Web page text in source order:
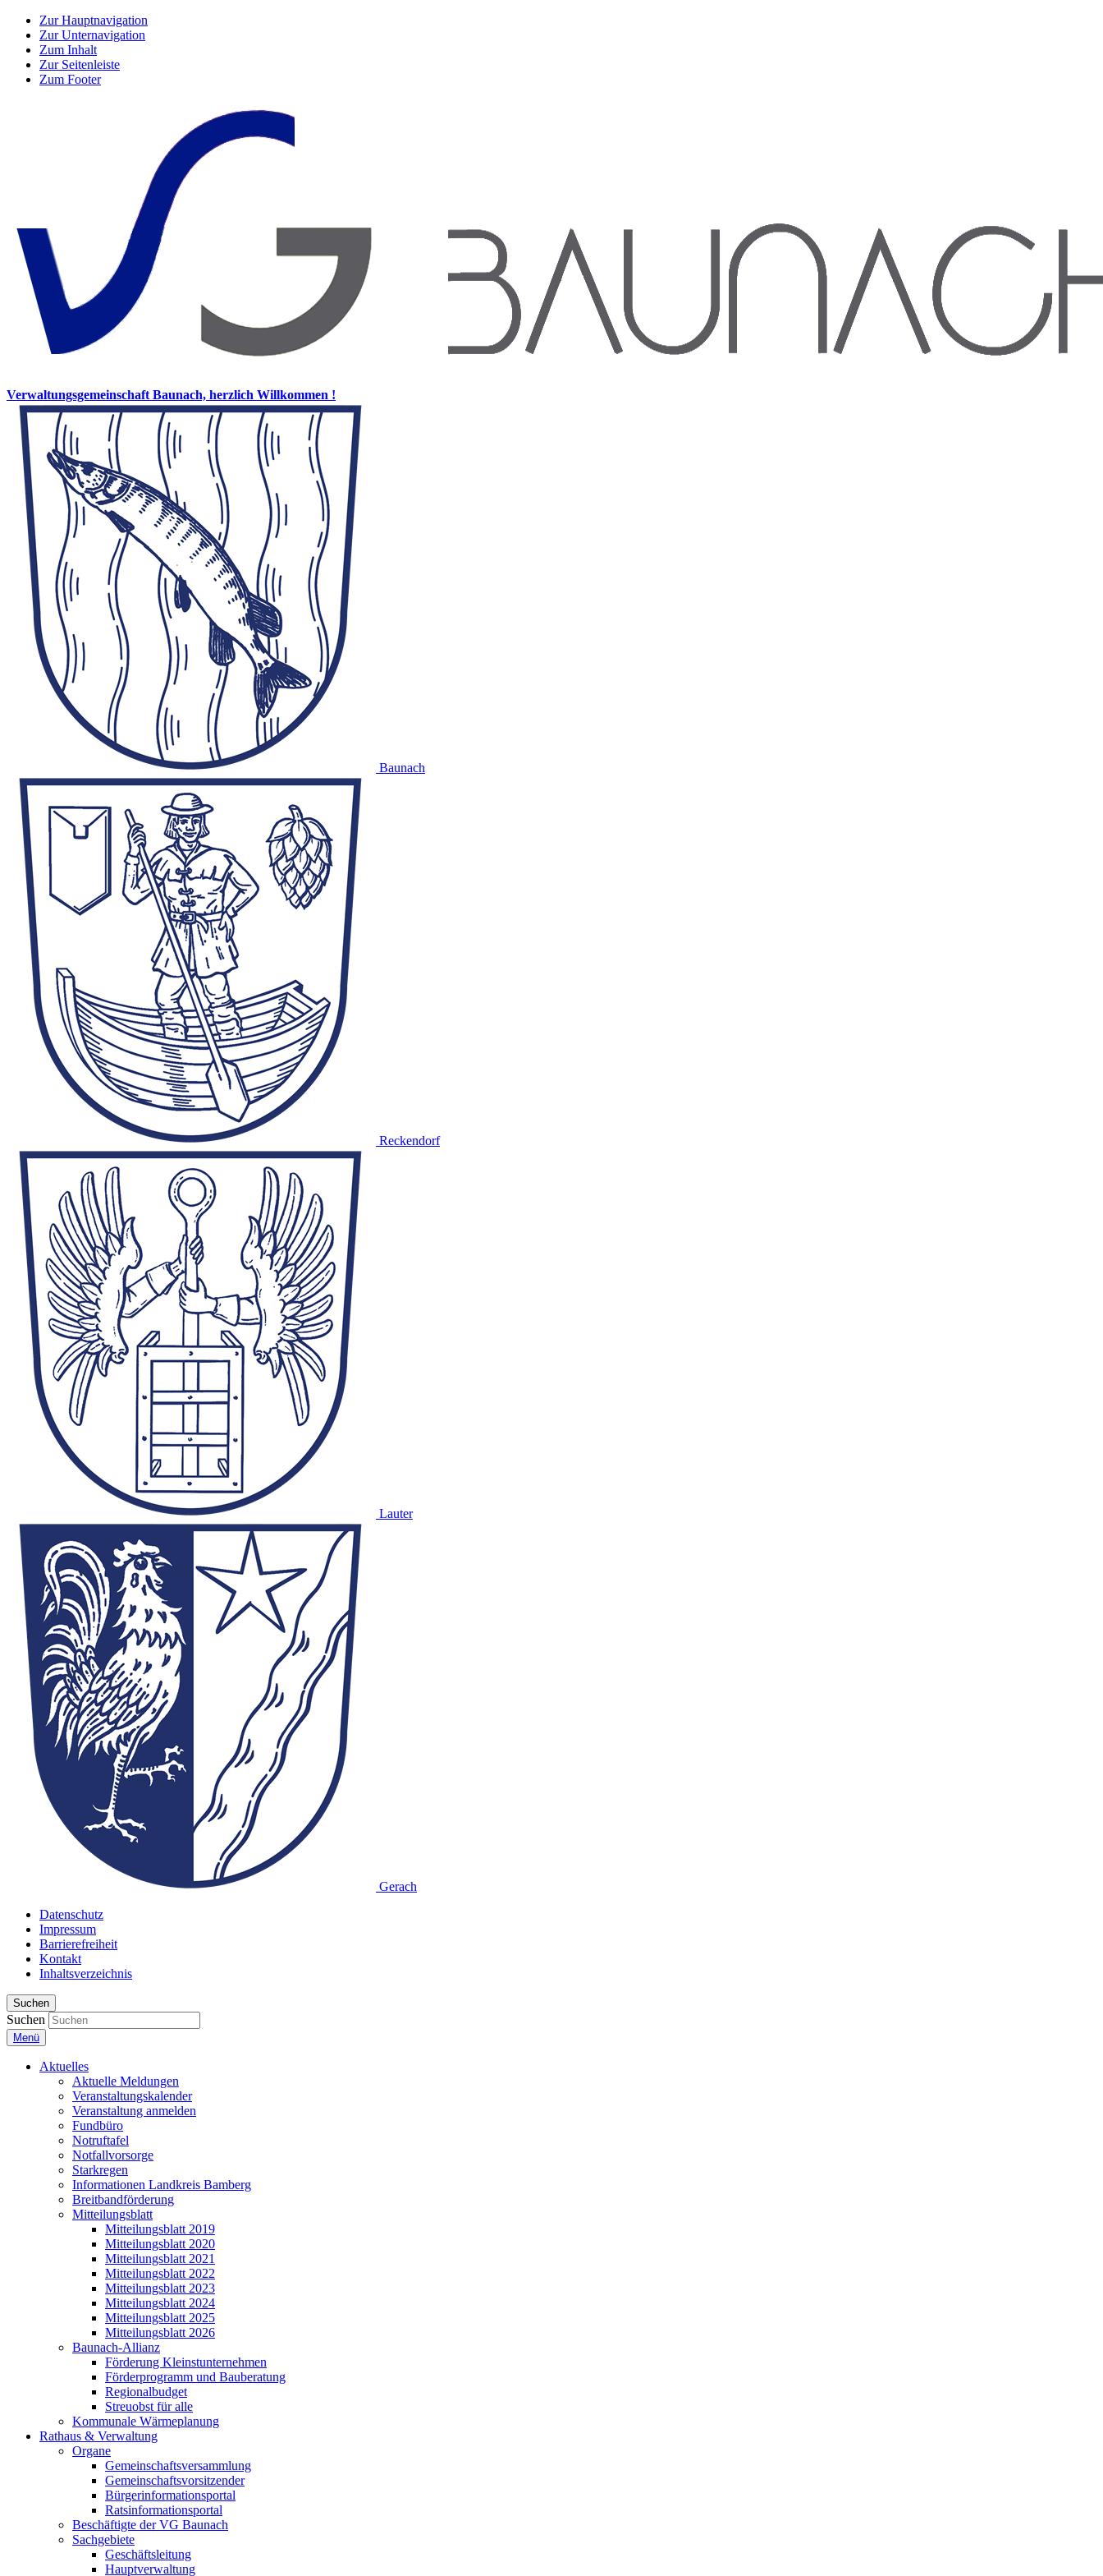
Zur Hauptnavigation
Zur Unternavigation
Zum Inhalt
Zur Seitenleiste
Zum Footer
Verwaltungsgemeinschaft Baunach, herzlich Willkommen !
Baunach
Reckendorf
Lauter
Gerach
Datenschutz
Impressum
Barrierefreiheit
Kontakt
Inhaltsverzeichnis
Suchen
Suchen
Menü
Aktuelles
Aktuelle Meldungen
Veranstaltungskalender
Veranstaltung anmelden
Fundbüro
Notruftafel
Notfallvorsorge
Starkregen
Informationen Landkreis Bamberg
Breitbandförderung
Mitteilungsblatt
Mitteilungsblatt 2019
Mitteilungsblatt 2020
Mitteilungsblatt 2021
Mitteilungsblatt 2022
Mitteilungsblatt 2023
Mitteilungsblatt 2024
Mitteilungsblatt 2025
Mitteilungsblatt 2026
Baunach-Allianz
Förderung Kleinstunternehmen
Förderprogramm und Bauberatung
Regionalbudget
Streuobst für alle
Kommunale Wärmeplanung
Rathaus & Verwaltung
Organe
Gemeinschaftsversammlung
Gemeinschaftsvorsitzender
Bürgerinformationsportal
Ratsinformationsportal
Beschäftigte der VG Baunach
Sachgebiete
Geschäftsleitung
Hauptverwaltung